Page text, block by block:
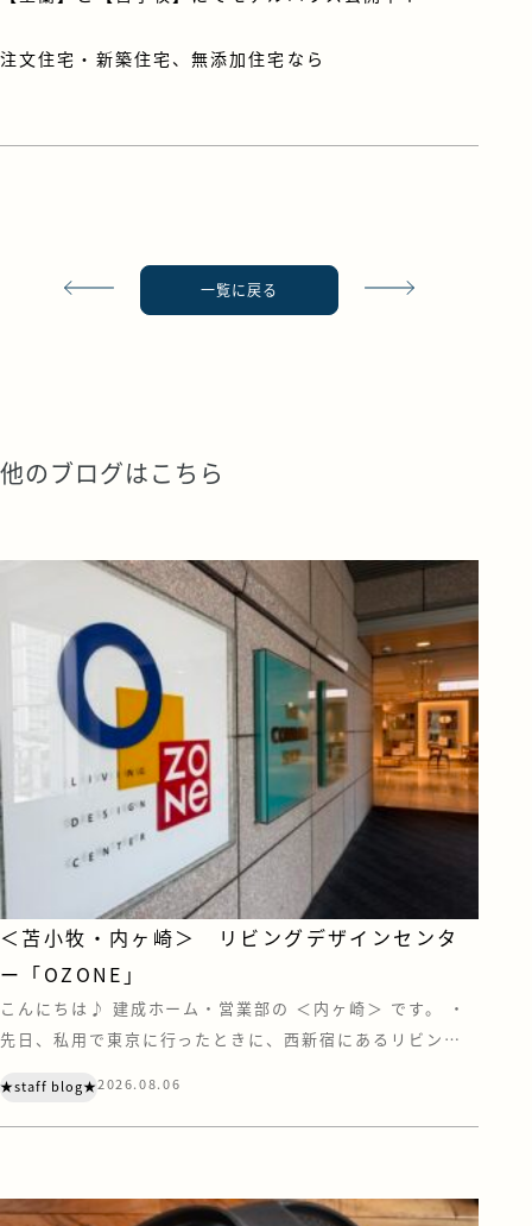
注文住宅・新築住宅、無添加住宅なら
一覧に戻る
他のブログはこちら
＜苫小牧・内ヶ崎＞ リビングデザインセンタ
ー「OZONE」
こんにちは♪ 建成ホーム・営業部の ＜内ヶ崎＞ です。 ・
先日、私用で東京に行ったときに、西新宿にあるリビング
は、家具やキッチン、住宅設備などのショールーム・ショッ
プが集う、住まいとインテリアの情報センターです。 注文
る住宅設備メーカーのショール […]
★staff blog★2026.08.06